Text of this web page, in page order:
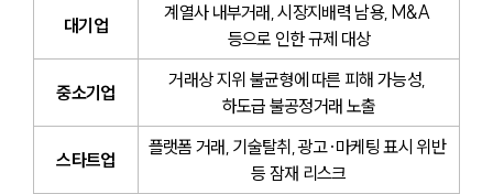
대기업
계열사 내부거래, 시장지배력 남용, M&A
등으로 인한 규제 대상
중소기업
거래상 지위 불균형에 따른 피해 가능성,
하도급 불공정거래 노출
스타트업
플랫폼 거래, 기술탈취, 광고·마케팅 표시 위반
등 잠재 리스크